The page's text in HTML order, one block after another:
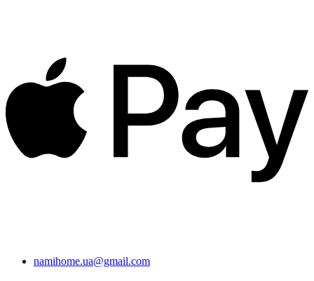
namihome.ua@gmail.com